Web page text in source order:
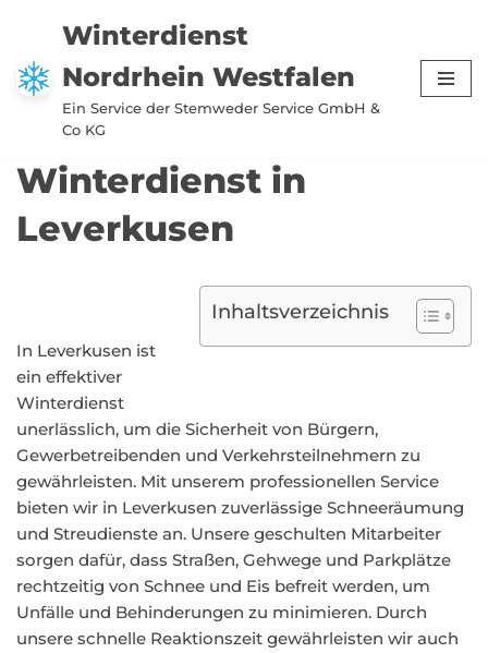
Zum
Inhalt
springen
Winterdienst
Nordrhein Westfalen
Ein Service der Stemweder Service GmbH &
Co KG
Winterdienst in
Leverkusen
Inhaltsverzeichnis
In Leverkusen ist
ein effektiver
Winterdienst
unerlässlich, um die Sicherheit von Bürgern,
Gewerbetreibenden und Verkehrsteilnehmern zu
gewährleisten. Mit unserem professionellen Service
bieten wir in Leverkusen zuverlässige Schneeräumung
und Streudienste an. Unsere geschulten Mitarbeiter
sorgen dafür, dass Straßen, Gehwege und Parkplätze
rechtzeitig von Schnee und Eis befreit werden, um
Unfälle und Behinderungen zu minimieren. Durch
unsere schnelle Reaktionszeit gewährleisten wir auch